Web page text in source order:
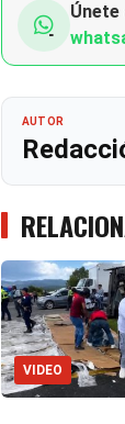
Únete
AUTOR
VIDEO